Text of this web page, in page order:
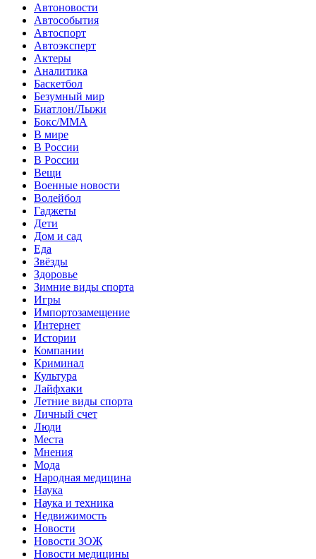
Автоновости
Автособытия
Автоспорт
Автоэксперт
Актеры
Аналитика
Баскетбол
Безумный мир
Биатлон/Лыжи
Бокс/MMA
В мире
В России
В России
Вещи
Военные новости
Волейбол
Гаджеты
Дети
Дом и сад
Еда
Звёзды
Здоровье
Зимние виды спорта
Игры
Импортозамещение
Интернет
Истории
Компании
Криминал
Культура
Лайфхаки
Летние виды спорта
Личный счет
Люди
Места
Мнения
Мода
Народная медицина
Наука
Наука и техника
Недвижимость
Новости
Новости ЗОЖ
Новости медицины